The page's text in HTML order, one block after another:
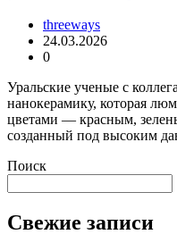
threeways
24.03.2026
0
Уральские ученые с
нанокерамику, которая
цветами — красным,
созданный под высоким
Поиск
Свежие записи